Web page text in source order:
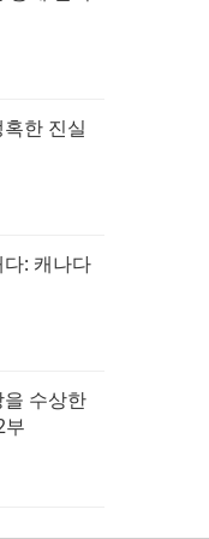
한 진실
: 캐나다
수상한
부